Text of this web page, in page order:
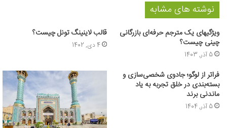
نوشته های مشابه
ویژگیهای یک مترجم حرفه‌ای بازرگانی
چینی چیست؟
5 آذر, 1403
قالب لاینینگ تونل چیست؟
4 دی, 1402
فراتر از لوگو؛ جادوی شخصی‌سازی و
بسته‌بندی در خلق تجربه به یاد
ماندنی برند
5 آذر, 1404